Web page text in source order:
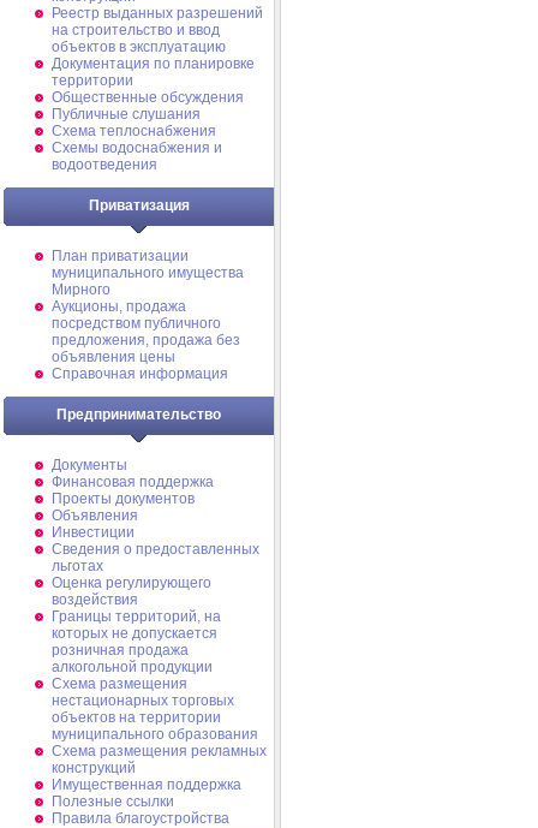
Реестр выданных разрешений
на строительство и ввод
объектов в эксплуатацию
Документация по планировке
территории
Общественные обсуждения
Публичные слушания
Схема теплоснабжения
Схемы водоснабжения и
водоотведения
Приватизация
План приватизации
муниципального имущества
Мирного
Аукционы, продажа
посредством публичного
предложения, продажа без
объявления цены
Справочная информация
Предпринимательство
Документы
Финансовая поддержка
Проекты документов
Объявления
Инвестиции
Сведения о предоставленных
льготах
Оценка регулирующего
воздействия
Границы территорий, на
которых не допускается
розничная продажа
алкогольной продукции
Схема размещения
нестационарных торговых
объектов на территории
муниципального образования
Схема размещения рекламных
конструкций
Имущественная поддержка
Полезные ссылки
Правила благоустройства